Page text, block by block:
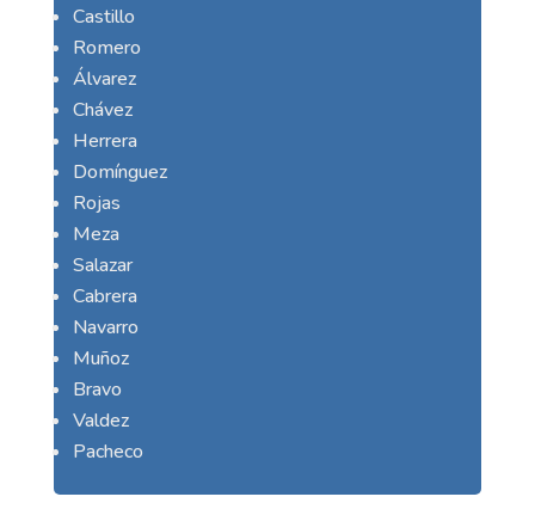
Castillo
Romero
Álvarez
Chávez
Herrera
Domínguez
Rojas
Meza
Salazar
Cabrera
Navarro
Muñoz
Bravo
Valdez
Pacheco​